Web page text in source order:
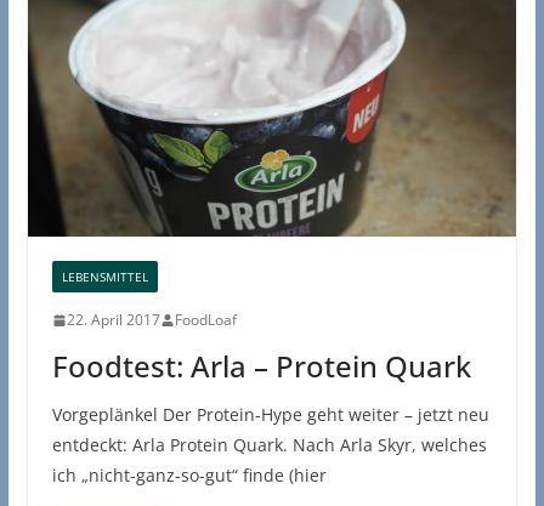
LEBENSMITTEL
22. April 2017 FoodLoaf
Foodtest: Arla – Protein Quark
Vorgeplänkel Der Protein-Hype geht weiter – jetzt neu
entdeckt: Arla Protein Quark. Nach Arla Skyr, welches
ich „nicht-ganz-so-gut“ finde (hier